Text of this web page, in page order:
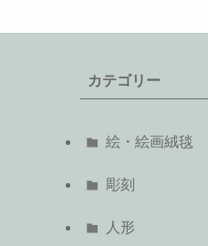
カテゴリー
絵・絵画絨毯
彫刻
人形